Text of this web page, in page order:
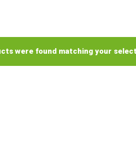
were found matching your